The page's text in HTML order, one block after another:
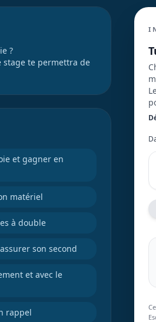
?
stage te permettra de
et gagner en
matériel
à double
son second
et avec le
rappel